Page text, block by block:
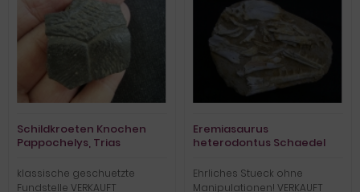
Schildkroeten Knochen
Pappochelys, Trias
klassische geschuetzte
Fundstelle VERKAUFT
Eremiasaurus
heterodontus Schaedel
Ehrliches Stueck ohne
Manipulationen! VERKAUFT